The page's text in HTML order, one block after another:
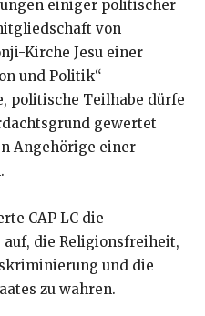
einiger politischer
von
Kirche Jesu einer
und Politik“
politische Teilhabe dürfe
gewertet
Angehörige einer
CAP LC die
auf, die Religionsfreiheit,
und die
zu wahren.